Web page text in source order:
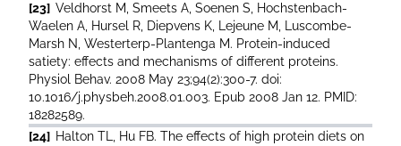
[23] Veldhorst M, Smeets A, Soenen S, Hochstenbach-
Waelen A, Hursel R, Diepvens K, Lejeune M, Luscombe-
Marsh N, Westerterp-Plantenga M. Protein-induced
satiety: effects and mechanisms of different proteins.
Physiol Behav. 2008 May 23;94(2):300-7. doi:
10.1016/j.physbeh.2008.01.003. Epub 2008 Jan 12. PMID:
18282589.
[24] Halton TL, Hu FB. The effects of high protein diets on